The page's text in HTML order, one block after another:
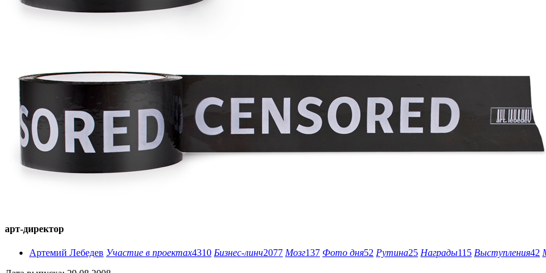
арт-директор
Артемий Лебедев Участие в проектах4310 Бизнес-линч2077 Мозг137 Фото дня52 Рутина25 Награды115 Выступления42